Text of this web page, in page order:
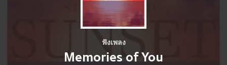
ฟังเพลง
Memories of You